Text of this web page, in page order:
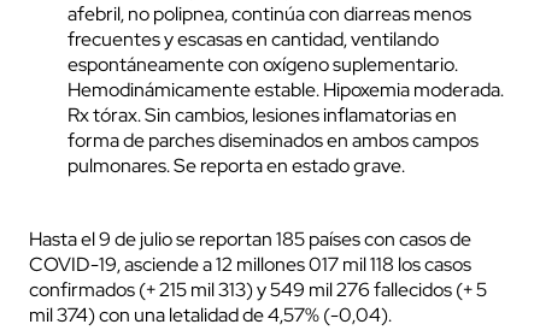
afebril, no polipnea, continúa con diarreas menos
frecuentes y escasas en cantidad, ventilando
espontáneamente con oxígeno suplementario.
Hemodinámicamente estable. Hipoxemia moderada.
Rx tórax. Sin cambios, lesiones inflamatorias en
forma de parches diseminados en ambos campos
pulmonares. Se reporta en estado grave.
Hasta el 9 de julio se reportan 185 países con casos de
COVID-19, asciende a 12 millones 017 mil 118 los casos
confirmados (+ 215 mil 313) y 549 mil 276 fallecidos (+ 5
mil 374) con una letalidad de 4,57% (-0,04).